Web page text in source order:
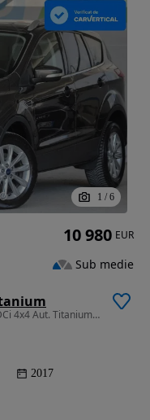
1 / 6
1997 cm3 • 150 CP • 2017 Ford Kuga 2.0 TDCi 4x4 Aut. Titanium/ RATE FIXE
2017
10 980 EUR
Sub medie